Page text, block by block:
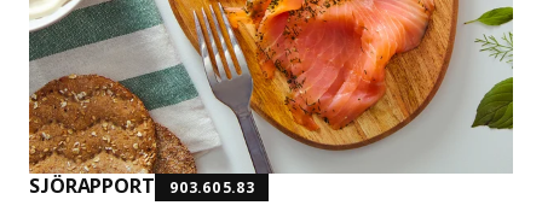
SJÖRAPPORT 903.605.83